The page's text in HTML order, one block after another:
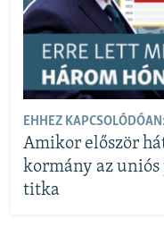
EHHEZ KAPCSOLÓDÓAN:
Amikor először
kormány az
titka